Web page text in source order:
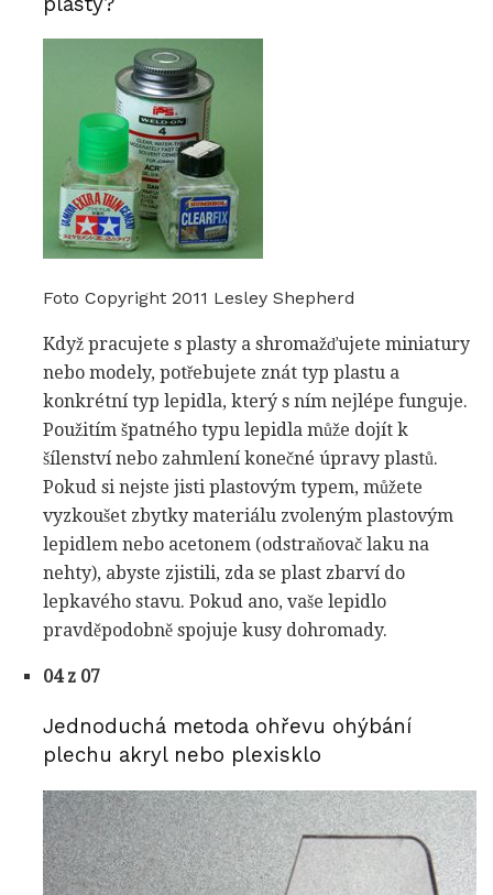
Foto Copyright 2011 Lesley Shepherd
Když pracujete s plasty a shromažďujete miniatury
nebo modely, potřebujete znát typ plastu a
konkrétní typ lepidla, který s ním nejlépe funguje.
Použitím špatného typu lepidla může dojít k
šílenství nebo zahmlení konečné úpravy plastů.
Pokud si nejste jisti plastovým typem, můžete
vyzkoušet zbytky materiálu zvoleným plastovým
lepidlem nebo acetonem (odstraňovač laku na
nehty), abyste zjistili, zda se plast zbarví do
lepkavého stavu. Pokud ano, vaše lepidlo
pravděpodobně spojuje kusy dohromady.
04 z 07
Jednoduchá metoda ohřevu ohýbání
plechu akryl nebo plexisklo